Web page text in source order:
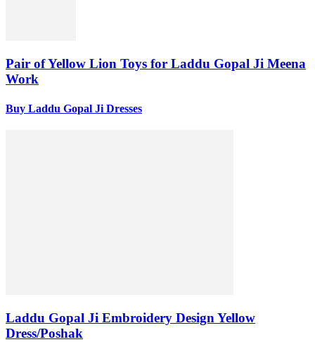
Pair of Yellow Lion Toys for Laddu Gopal Ji Meena
Work
Buy Laddu Gopal Ji Dresses
Laddu Gopal Ji Embroidery Design Yellow
Dress/Poshak